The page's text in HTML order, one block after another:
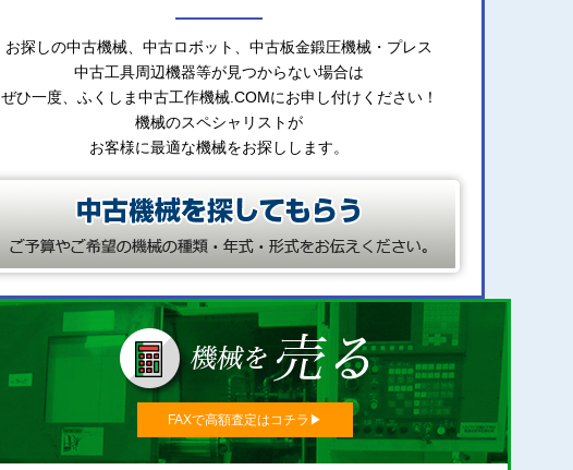
お探しの中古機械、中古ロボット、中古板金鍛圧機械・プレス
中古工具周辺機器等が見つからない場合は
ぜひ一度、ふくしま中古工作機械.COMにお申し付けください！
機械のスペシャリストが
お客様に最適な機械をお探しします。
FAXで高額査定はコチラ▶︎